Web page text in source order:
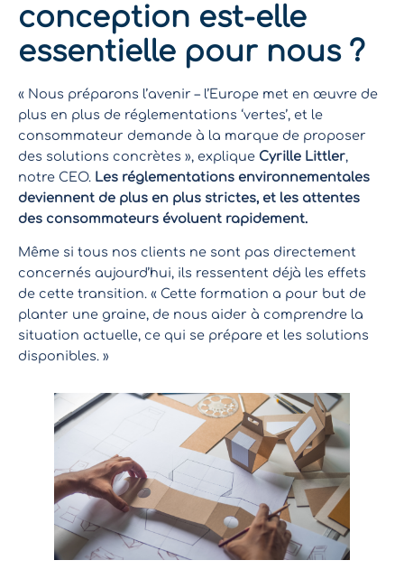
conception est-elle
essentielle pour nous ?
« Nous préparons l’avenir – l’Europe met en œuvre de
plus en plus de réglementations ‘vertes’, et le
consommateur demande à la marque de proposer
des solutions concrètes », explique Cyrille Littler,
notre CEO. Les réglementations environnementales
deviennent de plus en plus strictes, et les attentes
des consommateurs évoluent rapidement.
Même si tous nos clients ne sont pas directement
concernés aujourd’hui, ils ressentent déjà les effets
de cette transition. « Cette formation a pour but de
planter une graine, de nous aider à comprendre la
situation actuelle, ce qui se prépare et les solutions
disponibles. »